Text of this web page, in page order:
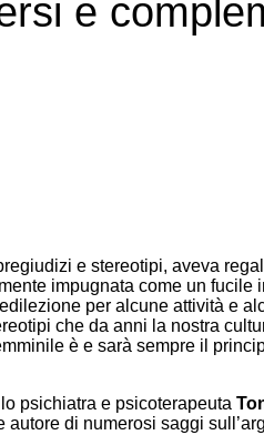
e
e stereotipi, aveva
impugnata come un fucile
per alcune attività e
che da anni la nostra
è e sarà sempre il
psichiatra e psicoterapeuta
di numerosi saggi